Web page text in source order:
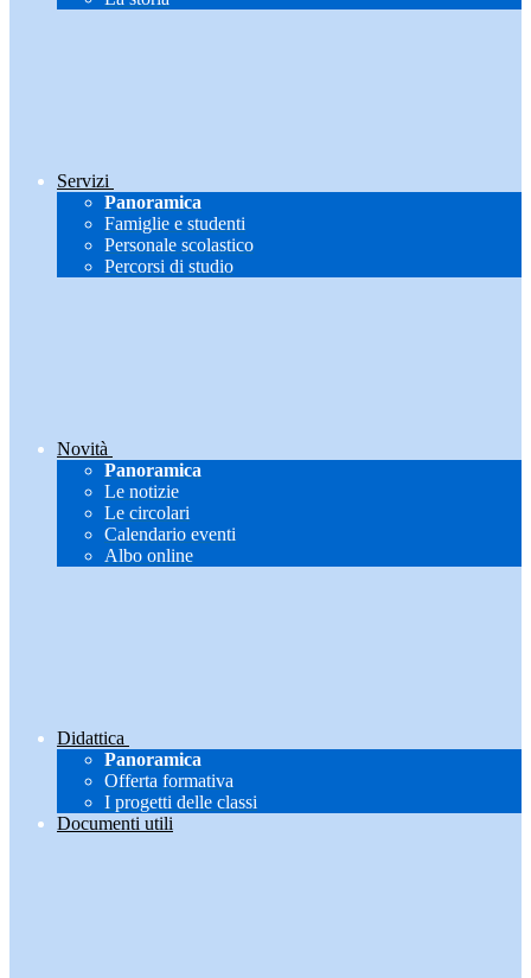
Servizi
Panoramica
Famiglie e studenti
Personale scolastico
Percorsi di studio
Novità
Panoramica
Le notizie
Le circolari
Calendario eventi
Albo online
Didattica
Panoramica
Offerta formativa
I progetti delle classi
Documenti utili